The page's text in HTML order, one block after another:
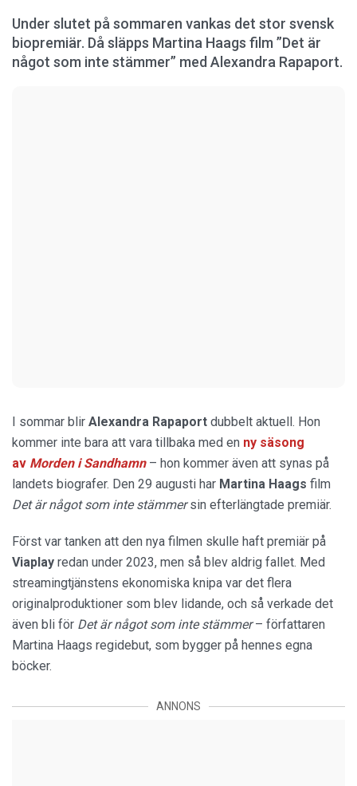
Under slutet på sommaren vankas det stor svensk
biopremiär. Då släpps Martina Haags film ”Det är
något som inte stämmer” med Alexandra Rapaport.
I sommar blir Alexandra Rapaport dubbelt aktuell. Hon
kommer inte bara att vara tillbaka med en ny säsong
av Morden i Sandhamn– hon kommer även att synas på
landets biografer. Den 29 augusti har Martina Haags film
Det är något som inte stämmersin efterlängtade premiär.
Först var tanken att den nya filmen skulle haft premiär på
Viaplay redan under 2023, men så blev aldrig fallet. Med
streamingtjänstens ekonomiska knipa var det flera
originalproduktioner som blev lidande, och så verkade det
även bli för Det är något som inte stämmer– författaren
Martina Haags regidebut, som bygger på hennes egna
böcker.
ANNONS